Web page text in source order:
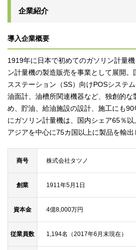
企業紹介
導入企業概要
1919年に日本で初めてのガソリン計量
ン計量機の製造販売を事業として展開
スステーション（SS）向けPOSシステ
油面計、油槽所関連機器など、独創的な
め、貯油、給油施設の設計、施工にも
にガソリン計量機は、国内シェア65％
アジアを中心に75カ国以上に製品を輸出
商号 株式会社タツノ
創業 1911年5月1日
資本金 4億8,000万円
従業員数 1,194名（2017年6月末現在）